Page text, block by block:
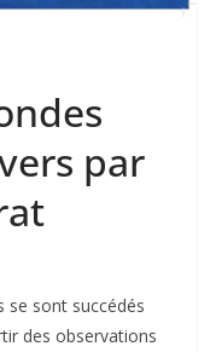
par
se sont succédés
des observations